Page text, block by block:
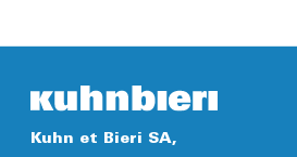
Kuhn et Bieri SA,